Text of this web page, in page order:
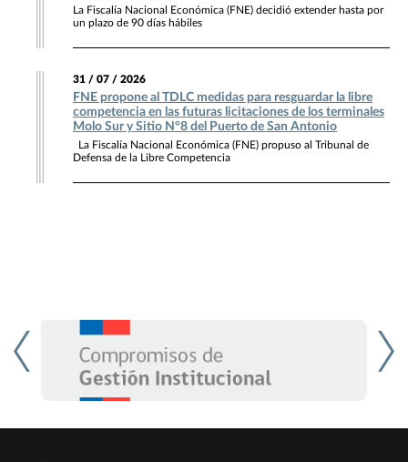
La Fiscalía Nacional Económica (FNE) decidió extender hasta por
un plazo de 90 días hábiles
31 / 07 / 2026
FNE propone al TDLC medidas para resguardar la libre
competencia en las futuras licitaciones de los terminales
Molo Sur y Sitio N°8 del Puerto de San Antonio
La Fiscalía Nacional Económica (FNE) propuso al Tribunal de
Defensa de la Libre Competencia